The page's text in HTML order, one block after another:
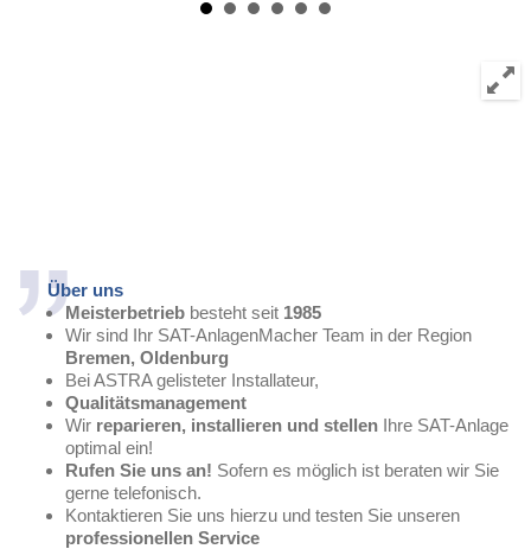
Über uns
Meisterbetrieb besteht seit 1985
Wir sind Ihr SAT-AnlagenMacher Team in der Region
Bremen, Oldenburg
Bei ASTRA gelisteter Installateur,
Qualitätsmanagement
Wir reparieren, installieren und stellen Ihre SAT-Anlage
optimal ein!
Rufen Sie uns an! Sofern es möglich ist beraten wir Sie
gerne telefonisch.
Kontaktieren Sie uns hierzu und testen Sie unseren
professionellen Service